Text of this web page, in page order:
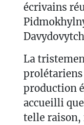
écrivains
La
prolétariens
production
accueilli
telle raison,